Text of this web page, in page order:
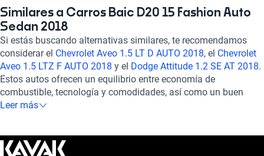
fuerza. Disfruta de su tracción delantera, asientos de tela, aire
acondicionado automático y tecnología como Bluetooth y
sensor de distancia. Con una calificación destacada en
potencia, confort y seguridad, el BAIC D20 es la elección ideal
para quienes buscan un auto confiable y eficiente. ¡Haz tuyo
este modelo y experimenta la excelencia en cada kilómetro
recorrido!
Similares a Carros Baic D20 15 Fashion Auto
Sedan 2018
Si estás buscando alternativas similares, te recomendamos
considerar el Chevrolet Aveo 1.5 LT D AUTO 2018, el Chevrolet
Aveo 1.5 LTZ F AUTO 2018 y el Dodge Attitude 1.2 SE AT 2018.
Estos autos ofrecen un equilibrio entre economía de
combustible, tecnología y comodidades, así como un buen
rendimiento en manejo y seguridad. Explora estas opciones
vehículo ideal!
Leer más